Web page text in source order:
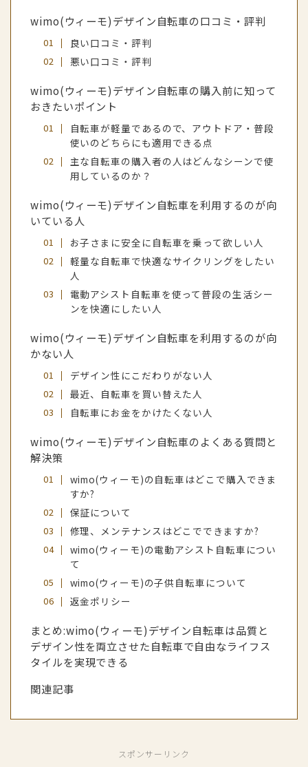
wimo(ウィーモ)デザイン自転車の口コミ・評判
良い口コミ・評判
悪い口コミ・評判
wimo(ウィーモ)デザイン自転車の購入前に知って
おきたいポイント
自転車が軽量であるので、アウトドア・普段
使いのどちらにも適用できる点
主な自転車の購入者の人はどんなシーンで使
用しているのか？
wimo(ウィーモ)デザイン自転車を利用するのが向
いている人
お子さまに安全に自転車を乗って欲しい人
軽量な自転車で快適なサイクリングをしたい
人
電動アシスト自転車を使って普段の生活シー
ンを快適にしたい人
wimo(ウィーモ)デザイン自転車を利用するのが向
かない人
デザイン性にこだわりがない人
最近、自転車を買い替えた人
自転車にお金をかけたくない人
wimo(ウィーモ)デザイン自転車のよくある質問と
解決策
wimo(ウィーモ)の自転車はどこで購入できま
すか?
保証について
修理、メンテナンスはどこでできますか?
wimo(ウィーモ)の電動アシスト自転車につい
て
wimo(ウィーモ)の子供自転車について
返金ポリシー
まとめ:wimo(ウィーモ)デザイン自転車は品質と
デザイン性を両立させた自転車で自由なライフス
タイルを実現できる
関連記事
スポンサーリンク